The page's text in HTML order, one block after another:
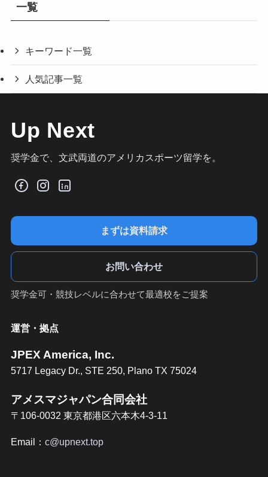
一覧
キーワード一覧
人気記事一覧
Up Next
奨学金で、文武両道のアメリカスポーツ留学を。
まずは資料請求
お問い合わせ
奨学金可・競技レベルに合わせて最適校をご提案
運営・拠点
JPEX America, Inc.
5717 Legacy Dr., STE 250, Plano TX 75024
アメスマジャパン合同会社
〒106-0032 東京都港区六本木4-3-11
Email： c@upnext.top